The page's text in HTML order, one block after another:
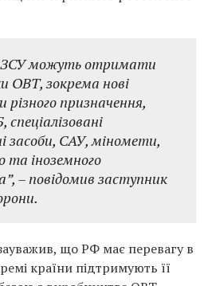
ЗСУ можуть отримати
ОВТ, зокрема нові
різного призначення,
засоби, САУ, міномети,
та іноземного
– повідомив заступник
що РФ має перевагу в
країни підтримують її